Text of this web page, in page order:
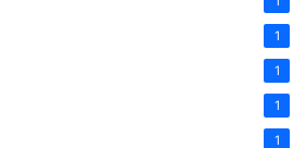
1
1
1
1